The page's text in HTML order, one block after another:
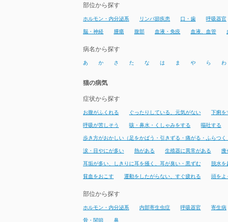
部位から探す
ホルモン・内分泌系 リンパ節疾患 口・歯 呼吸器官
脳・神経 腫瘍 腹部 血液・免疫 血液、血管
病名から探す
あ か さ た な は ま や ら わ
猫の病気
症状から探す
お腹がふくれる ぐったりしている、元気がない 下痢を
呼吸が苦しそう 咳・鼻水・くしゃみをする 嘔吐する
歩き方がおかしい（足をかばう・引きずる・痛がる・ふらつく
涙・目やにが多い 熱がある 生殖器に異常がある 痩
耳垢が多い、しきりに耳を掻く、耳が臭い・黒ずむ 脱水を
貧血をおこす 運動をしたがらない、すぐ疲れる 頭をよ
部位から探す
ホルモン・内分泌系 内部寄生虫症 呼吸器官 寄生病
骨・関節 鼻